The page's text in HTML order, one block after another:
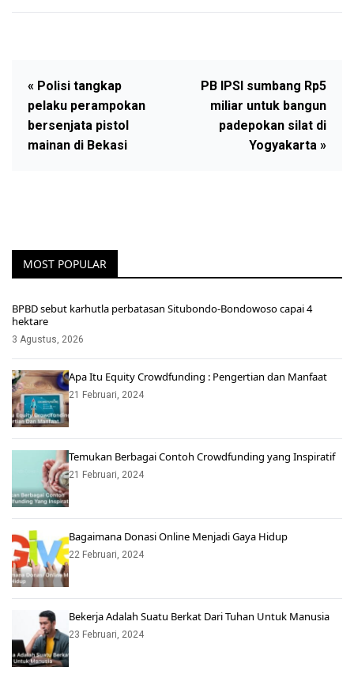
« Polisi tangkap
pelaku perampokan
bersenjata pistol
mainan di Bekasi
PB IPSI sumbang Rp5
miliar untuk bangun
padepokan silat di
Yogyakarta »
MOST POPULAR
BPBD sebut karhutla perbatasan Situbondo-Bondowoso capai 4
hektare
3 Agustus, 2026
Apa Itu Equity Crowdfunding : Pengertian dan Manfaat
21 Februari, 2024
Temukan Berbagai Contoh Crowdfunding yang Inspiratif
21 Februari, 2024
Bagaimana Donasi Online Menjadi Gaya Hidup
22 Februari, 2024
Bekerja Adalah Suatu Berkat Dari Tuhan Untuk Manusia
23 Februari, 2024